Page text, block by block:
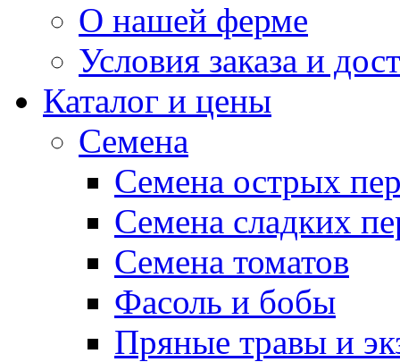
О нашей ферме
Условия заказа и
Каталог и цены
Семена
Семена острых
Семена сладких
Семена томатов
Фасоль и бобы
Пряные травы и